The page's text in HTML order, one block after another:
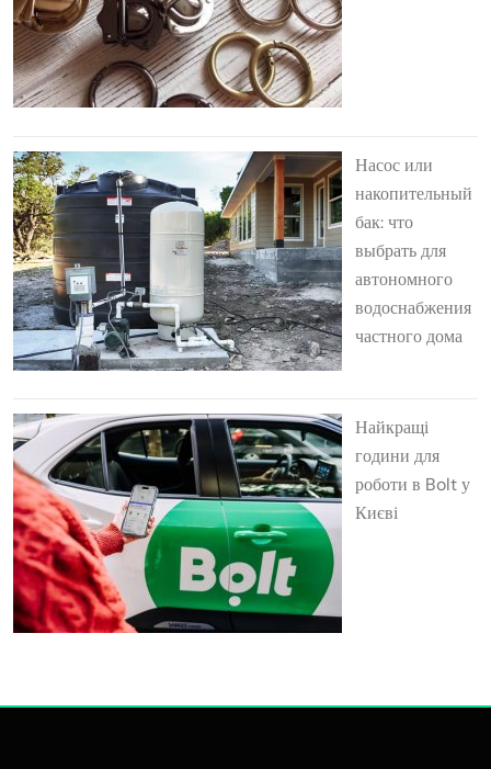
Насос или
накопительный
бак: что
выбрать для
автономного
водоснабжения
частного дома
Найкращі
години для
роботи в Bolt у
Києві